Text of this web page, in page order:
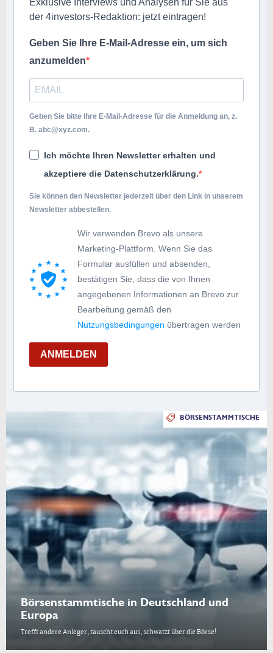
Exklusive Interviews und Analysen für Sie aus
der 4investors-Redaktion: jetzt eintragen!
Geben Sie Ihre E-Mail-Adresse ein, um sich
anzumelden
Geben Sie bitte Ihre E-Mail-Adresse für die Anmeldung an, z.
B. abc@xyz.com.
Ich möchte Ihren Newsletter erhalten und
akzeptiere die Datenschutzerklärung.
Sie können den Newsletter jederzeit über den Link in unserem
Newsletter abbestellen.
Wir verwenden Brevo als unsere
Marketing-Plattform. Wenn Sie das
Formular ausfüllen und absenden,
bestätigen Sie, dass die von Ihnen
angegebenen Informationen an Brevo zur
Bearbeitung gemäß den
Nutzungsbedingungen übertragen werden
ANMELDEN
BÖRSENSTAMMTISCHE
Börsenstammtische in Deutschland und
Europa
Trefft andere Anleger, tauscht euch aus, schwatzt über die Börse!